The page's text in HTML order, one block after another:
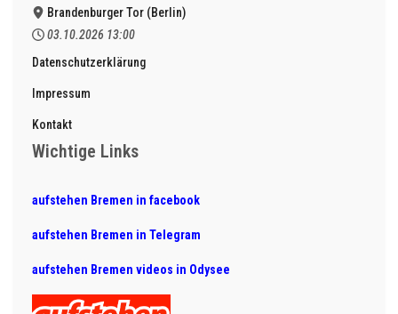
Brandenburger Tor (Berlin)
03.10.2026 13:00
Datenschutzerklärung
Impressum
Kontakt
Wichtige Links
aufstehen Bremen in facebook
aufstehen Bremen in Telegram
aufstehen Bremen videos in Odysee